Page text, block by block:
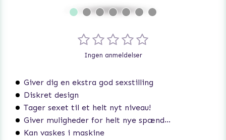
Giver dig en ekstra god sexstilling
Diskret design
Tager sexet til et helt nyt niveau!
Giver muligheder for helt nye spændende stillinger
Kan vaskes i maskine
Ingen anmeldelser